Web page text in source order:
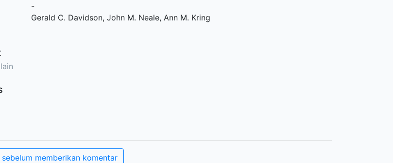
-
Gerald C. Davidson, John M. Neale, Ann M. Kring
memberikan komentar